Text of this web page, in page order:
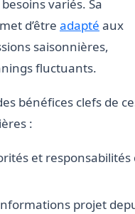
variés. Sa
d’être adapté aux
saisonnières,
fluctuants.
bénéfices clefs de
:
et responsabilités
projet